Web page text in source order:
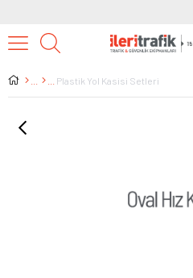
Plastik Yol Kasisi Setleri